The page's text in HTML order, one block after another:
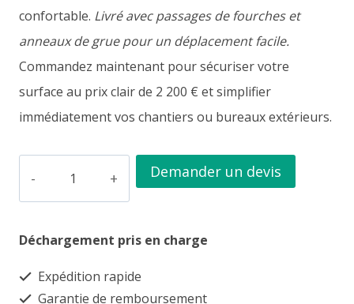
confortable. Livré avec passages de fourches et
anneaux de grue pour un déplacement facile.
Commandez maintenant pour sécuriser votre
surface au prix clair de 2 200 € et simplifier
immédiatement vos chantiers ou bureaux extérieurs.
bella
unité
isolée
Demander un devis
Déchargement pris en charge
Expédition rapide
Garantie de remboursement